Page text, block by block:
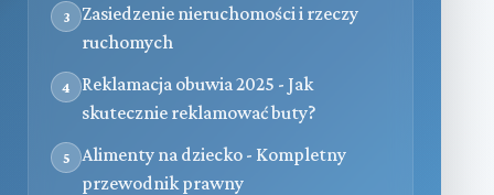
3
Zasiedzenie nieruchomości i rzeczy
ruchomych
4
Reklamacja obuwia 2025 - Jak
skutecznie reklamować buty?
5
Alimenty na dziecko - Kompletny
przewodnik prawny